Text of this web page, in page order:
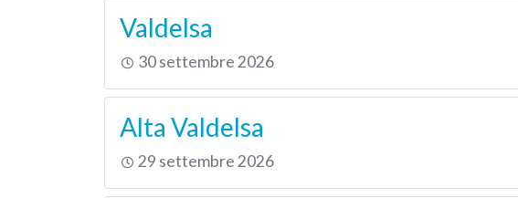
Valdelsa
30 settembre 2026
Alta Valdelsa
29 settembre 2026